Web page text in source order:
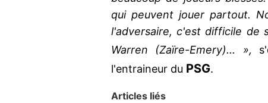
qui peuvent jouer partout.
l'adversaire, c'est difficile de
Warren (Zaïre-Emery)... »,
l'entraineur du PSG.
Articles liés